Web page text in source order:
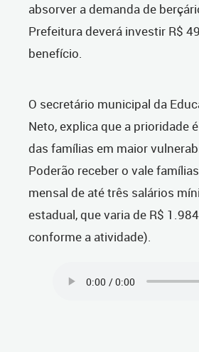
absorver a demanda de
Prefeitura deverá investir R$
benefício.
O secretário municipal da
Neto, explica que a prioridade
das famílias em maior
Poderão receber o vale
mensal de até três salários
estadual, que varia de R$
conforme a atividade).